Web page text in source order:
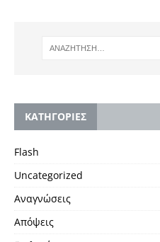
KΑΤΗΓΟΡΙΕΣ
Flash
Uncategorized
Αναγνώσεις
Απόψεις